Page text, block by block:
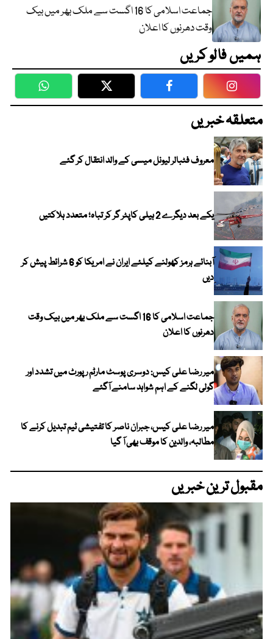
جماعت اسلامی کا 16 اگست سے ملک بھر میں بیک
وقت دھرنوں کا اعلان
ہمیں فالو کریں
WhatsApp Twitter Facebook
متعلقہ خبریں
معروف فٹبالر لیونل میسی کے والد انتقال کر گئے
یکے بعد دیگرے 2 ہیلی کاپٹر گر کر تباہ؛ متعدد ہلاکتیں
آبنائے ہرمز کھولنے کیلئے ایران نے امریکا کو 6 شرائط پیش کر
دیں
جماعت اسلامی کا 16 اگست سے ملک بھر میں بیک وقت
دھرنوں کا اعلان
میر رضا علی کیس: دوسری پوسٹ مارٹم رپورٹ میں تشدد اور
گولی لگنے کے اہم شواہد سامنے آگئے
میر رضا علی کیس، جبران ناصر کا تفتیشی ٹیم تبدیل کرنے کا
مطالبہ، والدین کا موقف بھی آ گیا
مقبول ترین خبریں